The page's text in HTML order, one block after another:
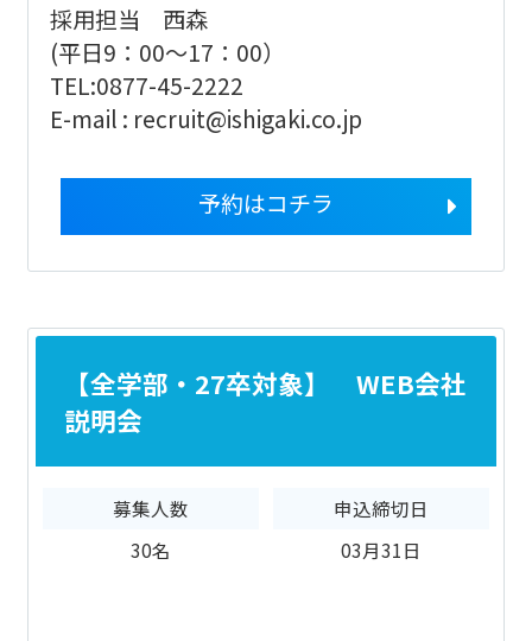
採用担当 西森
(平日9：00～17：00）
TEL:0877-45-2222
E-mail : recruit@ishigaki.co.jp
予約はコチラ
【全学部・27卒対象】 WEB会社
説明会
募集人数
30名
申込締切日
03月31日